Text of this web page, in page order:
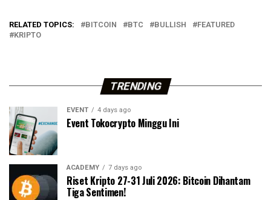
RELATED TOPICS: BITCOIN BTC BULLISH
FEATURED
KRIPTO
TRENDING
EVENT 4 days ago
Event Tokocrypto Minggu Ini
ACADEMY 7 days ago
Riset Kripto 27-31 Juli 2026: Bitcoin Dihantam
Tiga Sentimen!